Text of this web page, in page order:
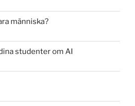
människa?
studenter om AI